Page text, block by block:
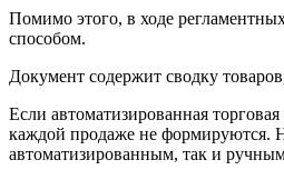
Помимо этого, в ходе
способом.
Документ содержит сводку
Если автоматизированная
каждой продаже не формируются.
автоматизированным, так и